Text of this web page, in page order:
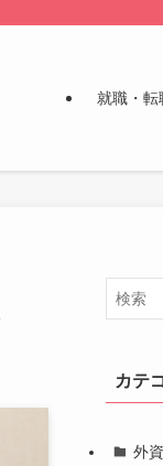
就職・転
カテ
外